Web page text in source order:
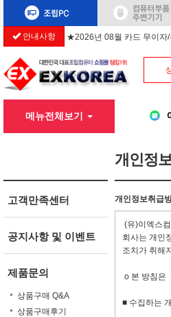
안내사항 ★2026년 08월 카드 무이자
메뉴전체보기
고객만족센터
공지사항 및 이벤트
제품문의
상품구매 Q&A
상품구매후기
개인정
개인정보취급
(유)이엑스
회사는 개인
조치가 취해
ο 본 방침은
■ 수집하는